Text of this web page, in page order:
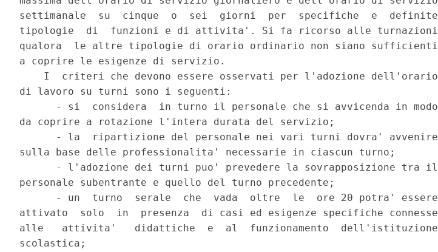
settimanale  su  cinque  o  sei  giorni  per  specifiche  e  definite
tipologie  di  funzioni e di attivita'. Si fa ricorso alle turnazioni
qualora  le altre tipologie di orario ordinario non siano sufficienti
a coprire le esigenze di servizio.
    I  criteri che devono essere osservati per l'adozione dell'orario
di lavoro su turni sono i seguenti:
      - si  considera  in turno il personale che si avvicenda in modo
da coprire a rotazione l'intera durata del servizio;
      - la  ripartizione del personale nei vari turni dovra' avvenire
sulla base delle professionalita' necessarie in ciascun turno;
      - l'adozione dei turni puo' prevedere la sovrapposizione tra il
personale subentrante e quello del turno precedente;
      - un  turno  serale  che  vada  oltre  le  ore 20 potra' essere
attivato  solo  in  presenza  di casi ed esigenze specifiche connesse
alle   attivita'   didattiche  e  al  funzionamento  dell'istituzione
scolastica;